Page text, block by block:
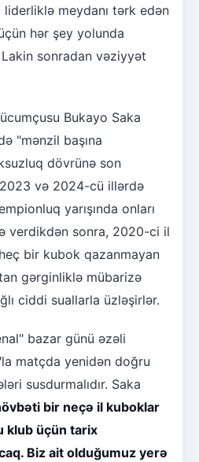
meydanı tərk edən
hər şey yolunda
Lakin sonradan vəziyyət
Bukayo Saka
"mənzil başına
dövrünə son
və 2024-cü illərdə
yarışında onları
verdikdən sonra, 2020-ci il
bir kubok qazanmayan
gərginliklə mübarizə
ciddi suallarla üzləşirlər.
bazar günü əzəli
matçda yenidən doğru
susdurmalıdır. Saka
bir neçə il kuboklar
klub üçün tarix
Biz ait olduğumuz yerə